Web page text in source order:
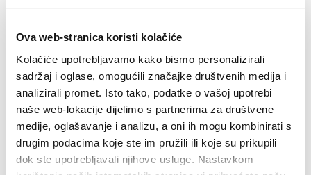
Ova web-stranica koristi kolačiće
Kolačiće upotrebljavamo kako bismo personalizirali
sadržaj i oglase, omogućili značajke društvenih medija i
analizirali promet. Isto tako, podatke o vašoj upotrebi
naše web-lokacije dijelimo s partnerima za društvene
medije, oglašavanje i analizu, a oni ih mogu kombinirati s
drugim podacima koje ste im pružili ili koje su prikupili
dok ste upotrebljavali njihove usluge. Nastavkom
4. kolovoza 2026.